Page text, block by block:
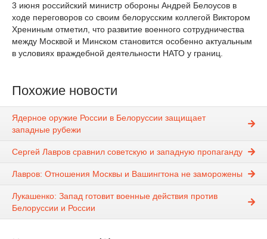
3 июня российский министр обороны Андрей Белоусов в
ходе переговоров со своим белорусским коллегой Виктором
Хрениным отметил, что развитие военного сотрудничества
между Москвой и Минском становится особенно актуальным
в условиях враждебной деятельности НАТО у границ.
Похожие новости
Ядерное оружие России в Белоруссии защищает
западные рубежи
Сергей Лавров сравнил советскую и западную пропаганду
Лавров: Отношения Москвы и Вашингтона не заморожены
Лукашенко: Запад готовит военные действия против
Белоруссии и России